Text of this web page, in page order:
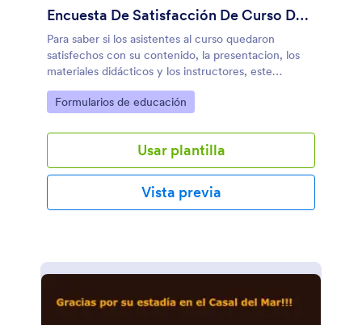
Encuesta De Satisfacción De Curso De Consultoría
Para saber si los asistentes al curso quedaron
satisfechos con su contenido, la presentacion, los
materiales didácticos y los instructores, este
formulario le ayudará incluso a saber si sus
participantes están dispuestos a recomendarlo.
Go to Category:
Formularios de educación
Usar plantilla
Vista previa